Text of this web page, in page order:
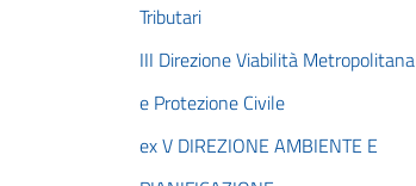
Tributari
III Direzione Viabilità Metropolitana
e Protezione Civile
ex V DIREZIONE AMBIENTE E